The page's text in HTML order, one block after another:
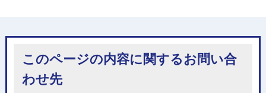
このページの内容に関するお問い合
わせ先